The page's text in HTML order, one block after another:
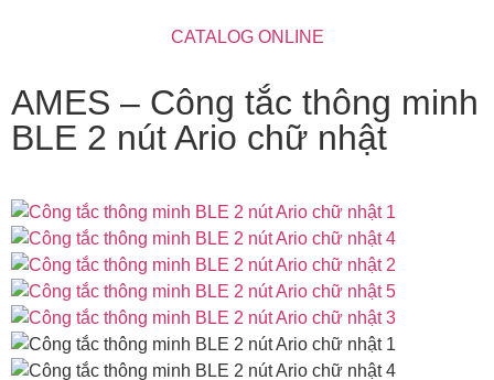
CATALOG ONLINE
AMES – Công tắc thông minh
BLE 2 nút Ario chữ nhật